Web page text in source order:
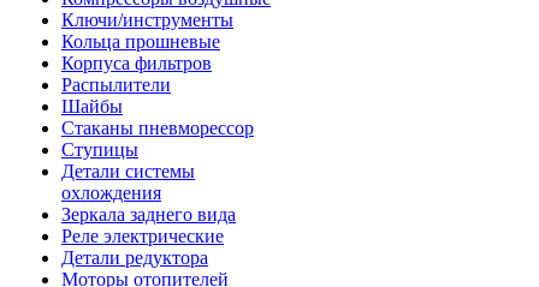
Ключи/инструменты
Кольца прошневые
Корпуса фильтров
Распылители
Шайбы
Стаканы пневморессор
Ступицы
Детали системы
охлождения
Зеркала заднего вида
Реле электрические
Детали редуктора
Моторы отопителей